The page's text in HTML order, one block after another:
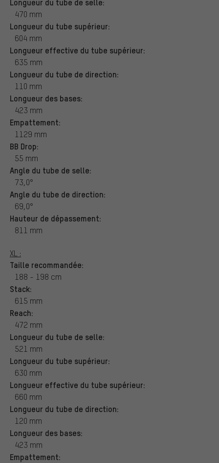
470 mm
Longueur du tube supérieur:
604 mm
Longueur effective du tube supérieur:
635 mm
Longueur du tube de direction:
110 mm
Longueur des bases:
423 mm
Empattement:
1129 mm
BB Drop:
55 mm
Angle du tube de selle:
73,0°
Angle du tube de direction:
69,0°
Hauteur de dépassement:
811 mm
XL :
Taille recommandée:
188 - 198 cm
Stack:
615 mm
Reach:
472 mm
Longueur du tube de selle:
521 mm
Longueur du tube supérieur:
630 mm
Longueur effective du tube supérieur:
660 mm
Longueur du tube de direction:
120 mm
Longueur des bases:
423 mm
Empattement: